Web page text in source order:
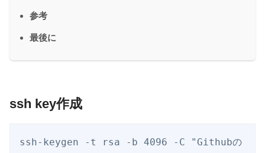
参考
最後に
ssh key作成
ssh-keygen -t rsa -b 4096 -C "Githubの